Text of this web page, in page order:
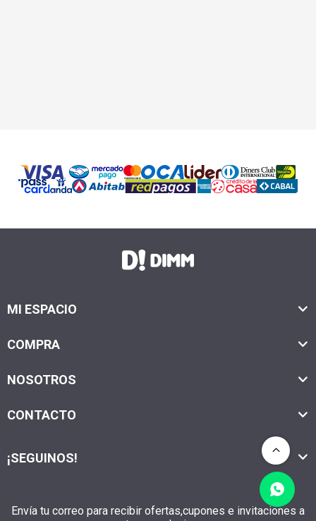
MI ESPACIO
COMPRA
NOSOTROS
CONTACTO
Envía tu correo para recibir ofertas,cupones e invitaciones a
¡SEGUINOS!